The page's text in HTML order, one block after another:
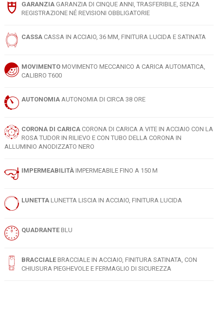
GARANZIA GARANZIA DI CINQUE ANNI, TRASFERIBILE, SENZA
REGISTRAZIONE NÉ REVISIONI OBBLIGATORIE
CASSA CASSA IN ACCIAIO, 36 MM, FINITURA LUCIDA E SATINATA
MOVIMENTO MOVIMENTO MECCANICO A CARICA AUTOMATICA,
CALIBRO T600
AUTONOMIA AUTONOMIA DI CIRCA 38 ORE
CORONA DI CARICA CORONA DI CARICA A VITE IN ACCIAIO CON LA
ROSA TUDOR IN RILIEVO E CON TUBO DELLA CORONA IN
ALLUMINIO ANODIZZATO NERO
IMPERMEABILITÀ IMPERMEABILE FINO A 150 M
LUNETTA LUNETTA LISCIA IN ACCIAIO, FINITURA LUCIDA
QUADRANTE BLU
BRACCIALE BRACCIALE IN ACCIAIO, FINITURA SATINATA, CON
CHIUSURA PIEGHEVOLE E FERMAGLIO DI SICUREZZA